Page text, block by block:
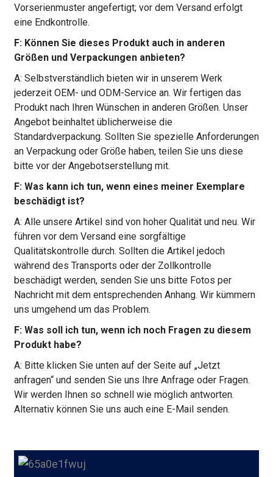
Vorserienmuster angefertigt; vor dem Versand erfolgt
eine Endkontrolle.
F: Können Sie dieses Produkt auch in anderen
Größen und Verpackungen anbieten?
A: Selbstverständlich bieten wir in unserem Werk
jederzeit OEM- und ODM-Service an. Wir fertigen das
Produkt nach Ihren Wünschen in anderen Größen. Unser
Angebot beinhaltet üblicherweise die
Standardverpackung. Sollten Sie spezielle Anforderungen
an Verpackung oder Größe haben, teilen Sie uns diese
bitte vor der Angebotserstellung mit.
F: Was kann ich tun, wenn eines meiner Exemplare
beschädigt ist?
A: Alle unsere Artikel sind von hoher Qualität und neu. Wir
führen vor dem Versand eine sorgfältige
Qualitätskontrolle durch. Sollten die Artikel jedoch
während des Transports oder der Zollkontrolle
beschädigt werden, senden Sie uns bitte Fotos per
Nachricht mit dem entsprechenden Anhang. Wir kümmern
uns umgehend um das Problem.
F: Was soll ich tun, wenn ich noch Fragen zu diesem
Produkt habe?
A: Bitte klicken Sie unten auf der Seite auf „Jetzt
anfragen“ und senden Sie uns Ihre Anfrage oder Fragen.
Wir werden Ihnen so schnell wie möglich antworten.
Alternativ können Sie uns auch eine E-Mail senden.